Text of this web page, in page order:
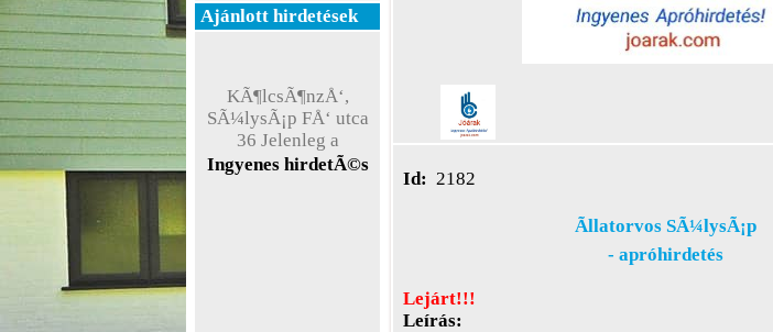
Ajánlott hirdetések
SÃ¼lysÃ¡p FÅ‘ utca
36 Jelenleg a
weboldal teszt
Ã¼zemmÃ³dban
Ingyenes hirdetÃ©s
Id: 2182
Ãllatorvos SÃ¼lysÃ¡p
- apróhirdetés
Lejárt!!!
Leírás: